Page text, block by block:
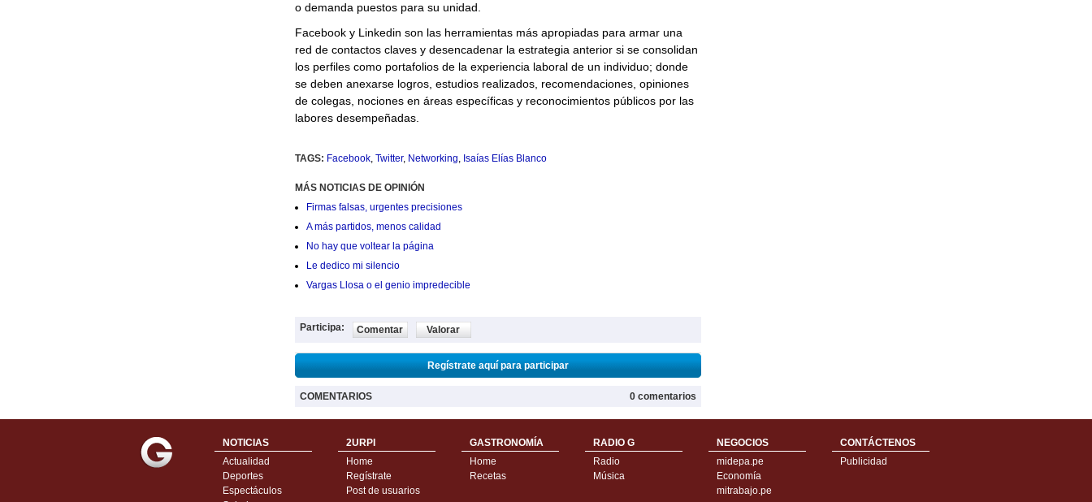
o demanda puestos para su unidad.
Facebook y Linkedin son las herramientas más apropiadas para armar una
red de contactos claves y desencadenar la estrategia anterior si se consolidan
los perfiles como portafolios de la experiencia laboral de un individuo; donde
se deben anexarse logros, estudios realizados, recomendaciones, opiniones
de colegas, nociones en áreas específicas y reconocimientos públicos por las
labores desempeñadas.
TAGS: Facebook, Twitter, Networking, Isaías Elías Blanco
MÁS NOTICIAS DE OPINIÓN
Firmas falsas, urgentes precisiones
A más partidos, menos calidad
No hay que voltear la página
Le dedico mi silencio
Vargas Llosa o el genio impredecible
Participa: Comentar Valorar
Regístrate aquí para participar
COMENTARIOS 0 comentarios
NOTICIAS
Actualidad
Deportes
Espectáculos
2URPI
Home
Regístrate
Post de usuarios
GASTRONOMÍA
Home
Recetas
RADIO G
Radio
Música
NEGOCIOS
midepa.pe
Economía
mitrabajo.pe
CONTÁCTENOS
Publicidad